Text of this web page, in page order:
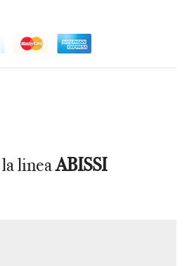
lineaABISSI